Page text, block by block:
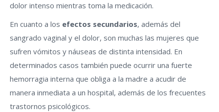
dolor intenso mientras toma la medicación.
En cuanto a los efectos secundarios, además del
sangrado vaginal y el dolor, son muchas las mujeres que
sufren vómitos y náuseas de distinta intensidad. En
determinados casos también puede ocurrir una fuerte
hemorragia interna que obliga a la madre a acudir de
manera inmediata a un hospital, además de los frecuentes
trastornos psicológicos.